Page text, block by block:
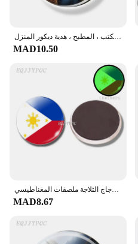
مغناطيس الثلاجة بريش الطاووس ، يتباهى بمغناطيس قبة الزجاج الذيل ، ملصقات الثلاجة ، المكتب ، المطبخ ، هدية ديكور المنزل
MAD10.50
جنوب شرق آسيا العلم مغناطيس الثلاجة بروناي ماليزيا الفلبين سنغافورة تايلاند 30 مللي متر الزجاج الثلاجة ملصقات المغناطيسي
MAD8.67